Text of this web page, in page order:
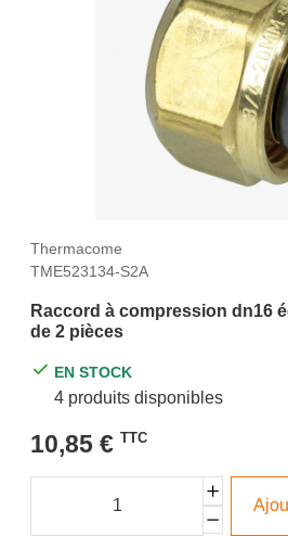
Thermacome
TME523134-S2A
Raccord à compression dn16
de 2 pièces
EN STOCK
4 produits disponibles
10,85 € TTC